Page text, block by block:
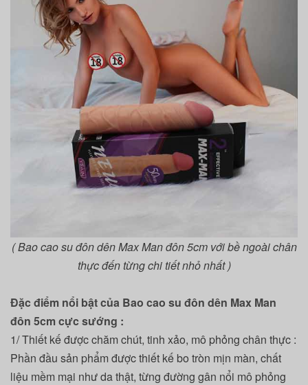
( Bao cao su đôn dên Max Man đôn 5cm với bề ngoài chân
thực đến từng chi tiết nhỏ nhất )
Đặc điểm nổi bật của Bao cao su đôn dên Max Man
đôn 5cm cực sướng :
1/ Thiết kế được chăm chút, tinh xảo, mô phỏng chân thực :
Phần đầu sản phẩm được thiết kế bo tròn mịn màn, chất
liệu mềm mại như da thật, từng đường gân nổi mô phỏng